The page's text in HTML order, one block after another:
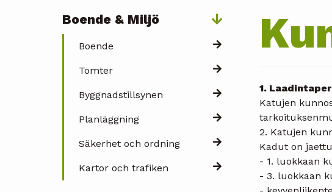
Päävalikko
Boende & Miljö
Boende
Tomter
Byggnadstillsynen
Planläggning
Säkerhet och ordning
Kartor och trafiken
1.
Katujen
2. Katujen
Kadut on
- 1. luokkaan
- 3. luokkaan